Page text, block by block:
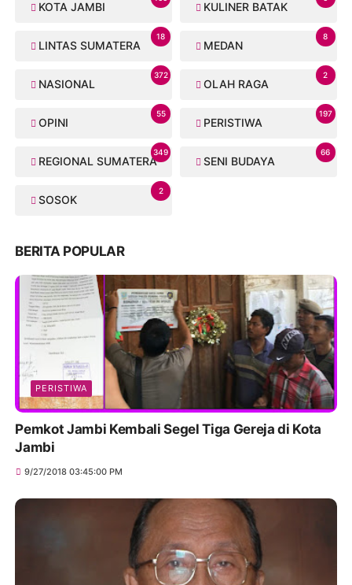
KOTA JAMBI KULINER BATAK
LINTAS SUMATERA
18
MEDAN
8
NASIONAL
372
OLAH RAGA
2
OPINI
55
PERISTIWA
197
REGIONAL SUMATERA
349
SENI BUDAYA
66
SOSOK
2
BERITA POPULAR
PERISTIWA
Pemkot Jambi Kembali Segel Tiga Gereja di Kota
Jambi
9/27/2018 03:45:00 PM